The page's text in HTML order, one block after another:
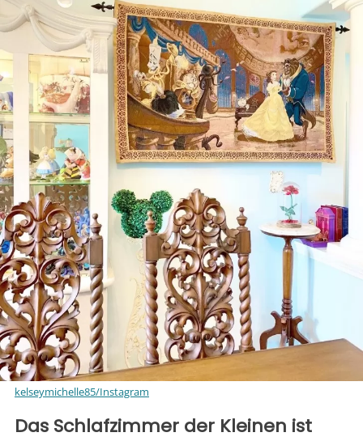
kelseymichelle85/Instagram
Das Schlafzimmer der Kleinen ist